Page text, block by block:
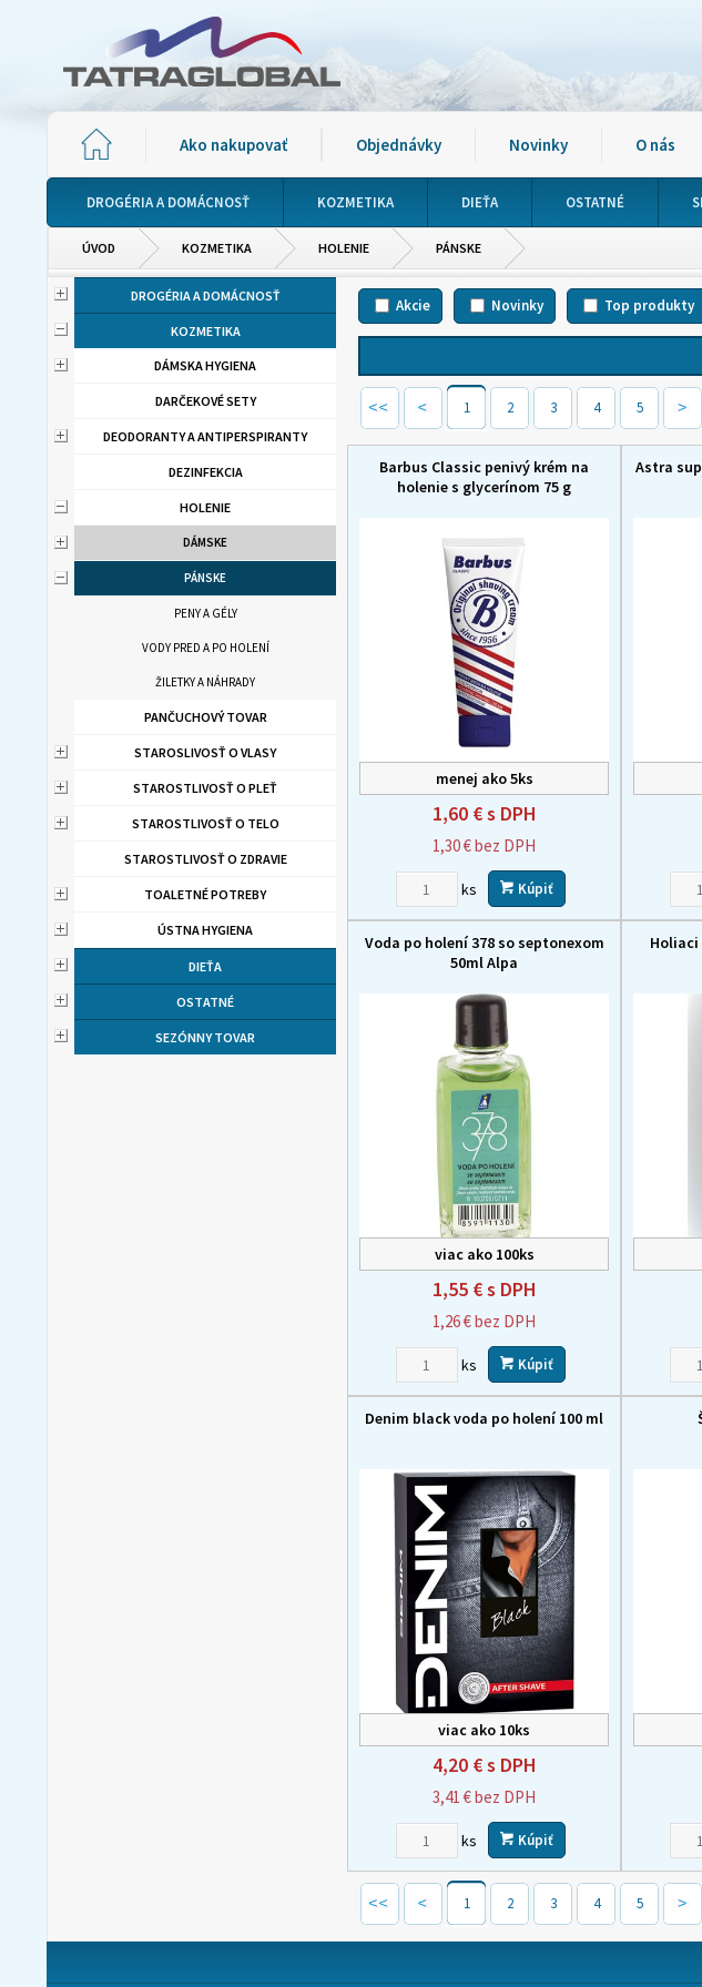
Ako nakupovať Objednávky Novinky O nás
DROGÉRIA A DOMÁCNOSŤ KOZMETIKA DIEŤA OSTATNÉ
ÚVOD KOZMETIKA HOLENIE PÁNSKE
DROGÉRIA A DOMÁCNOSŤ
KOZMETIKA
DÁMSKA HYGIENA
DARČEKOVÉ SETY
DEODORANTY A ANTIPERSPIRANTY
DEZINFEKCIA
HOLENIE
DÁMSKE
PÁNSKE
PENY A GÉLY
VODY PRED A PO HOLENÍ
ŽILETKY A NÁHRADY
PANČUCHOVÝ TOVAR
STAROSLIVOSŤ O VLASY
STAROSTLIVOSŤ O PLEŤ
STAROSTLIVOSŤ O TELO
STAROSTLIVOSŤ O ZDRAVIE
TOALETNÉ POTREBY
ÚSTNA HYGIENA
DIEŤA
OSTATNÉ
SEZÓNNY TOVAR
Akcie Novinky Top produkty
1 2 3 4 5
Barbus Classic penivý krém na
holenie s glycerínom 75 g
menej ako 5ks
1,60 €s DPH
1,30 €bez DPH
ks Kúpiť
Astra
Voda po holení 378 so septonexom
50ml Alpa
viac ako 100ks
1,55 €s DPH
1,26 €bez DPH
ks Kúpiť
Denim black voda po holení 100 ml
viac ako 10ks
4,20 €s DPH
3,41 €bez DPH
ks Kúpiť
1 2 3 4 5